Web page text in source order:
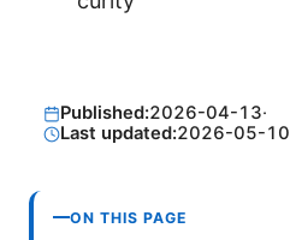
Published:2026-04-13·
Last updated:2026-05-10
ON THIS PAGE